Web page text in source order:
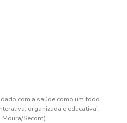
com a saúde como um todo.
organizada e educativa”,
Secom)